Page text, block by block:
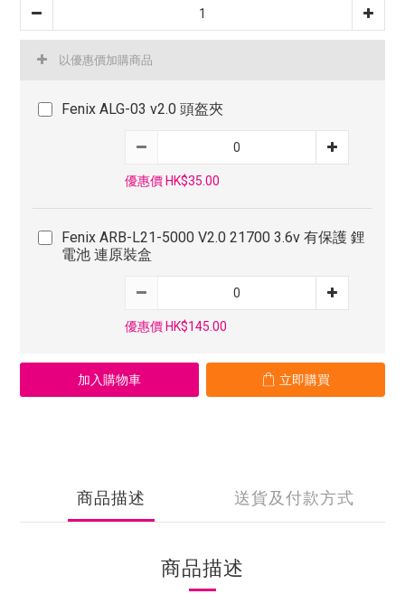
以優惠價加購商品
Fenix ALG-03 v2.0 頭盔夾
優惠價 HK$35.00
Fenix ARB-L21-5000 V2.0 21700 3.6v 有保護 鋰
電池 連原裝盒
優惠價 HK$145.00
加入購物車 立即購買
商品描述 送貨及付款方式
商品描述